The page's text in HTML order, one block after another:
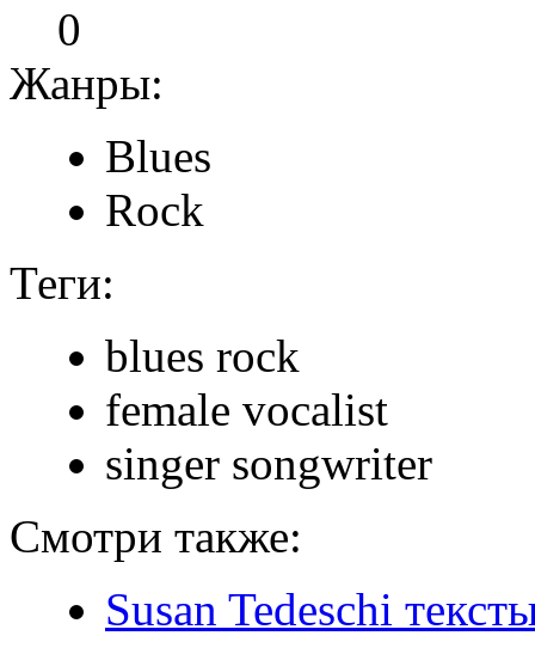
0
Жанры:
Blues
Rock
Теги:
blues rock
female vocalist
singer songwriter
Смотри также:
Susan Tedeschi